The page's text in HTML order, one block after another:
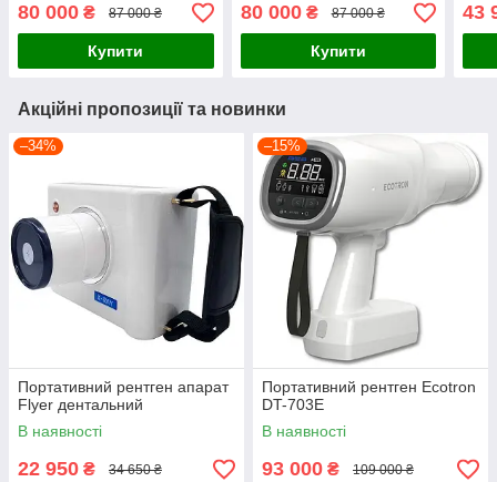
80 000 ₴ 87 000 ₴
Купити
80 000₴ 87 000 ₴
Купити
43
Акційні пропозиції та новинки
–34%
Портативний рентген апарат
Flyer дентальний
В наявності
22 950 ₴ 34 650 ₴
–15%
Портативний рентген Ecotron
DT-703E
В наявності
93 000 ₴ 109 000 ₴